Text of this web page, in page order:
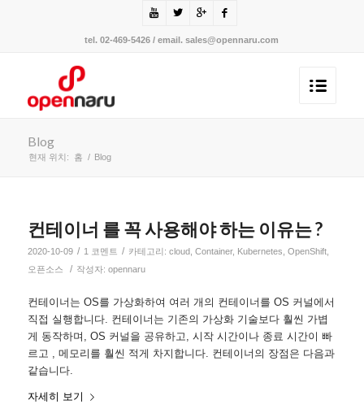
tel. 02-469-5426 / email. sales@opennaru.com
Blog
현재 위치: 홈 / Blog
컨테이너 를 꼭 사용해야 하는 이유는 ?
2020-10-09 / 1 코멘트 / 카테고리: cloud, Container, Kubernetes OpenShift,
오픈소스
/ 작성자: opennaru
컨테이너는 OS를 가상화하여 여러 개의 컨테이너를 OS 커널에서
직접 실행합니다. 컨테이너는 기존의 가상화 기술보다 훨씬 가볍
게 동작하며, OS 커널을 공유하고, 시작 시간이나 종료 시간이 빠
르고 , 메모리를 훨씬 적게 차지합니다. 컨테이너의 장점은 다음과
같습니다.
자세히 보기